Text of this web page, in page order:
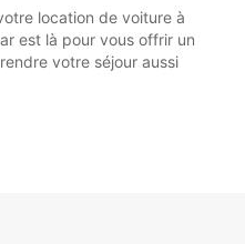
location de voiture à
est là pour vous offrir un
votre séjour aussi